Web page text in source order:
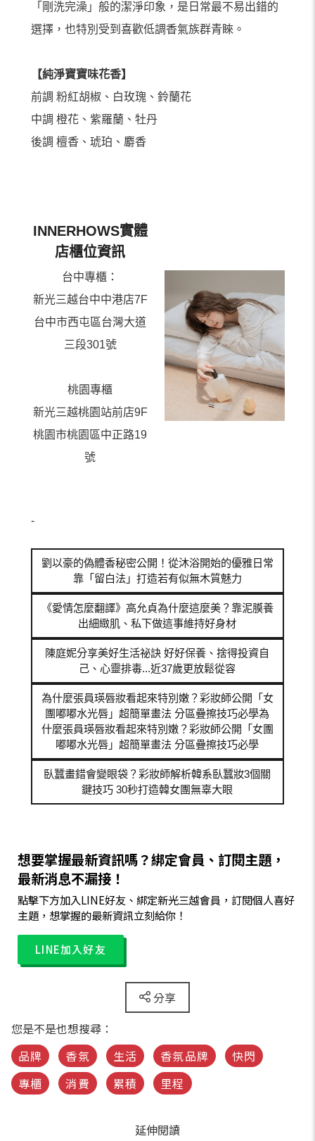
「剛洗完澡」般的潔淨印象，是日常最不易出錯的
選擇，也特別受到喜歡低調香氣族群青睞。
【純淨寶寶味花⾹】
前調 粉紅胡椒、⽩玫瑰、鈴蘭花
中調 橙花、紫羅蘭、牡丹
後調 檀⾹、琥珀、麝⾹
INNERHOWS實體
店櫃位資訊
台中專櫃：
新光三越台中中港店7F
台中市西屯區台灣大道
三段301號
桃園專櫃
新光三越桃園站前店9F
桃園市桃園區中正路19
號
-
劉以豪的偽體香秘密公開！從沐浴開始的優雅日常
靠「留白法」打造若有似無木質魅力
《愛情怎麼翻譯》高允貞為什麼這麼美？靠泥膜養
出細緻肌、私下做這事維持好身材
陳庭妮分享美好生活祕訣 好好保養、捨得投資自
己、心靈排毒...近37歲更放鬆從容
為什麼張員瑛唇妝看起來特別嫩？彩妝師公開「女
團嘟嘟水光唇」超簡單畫法 分區疊擦技巧必學為
什麼張員瑛唇妝看起來特別嫩？彩妝師公開「女團
嘟嘟水光唇」超簡單畫法 分區疊擦技巧必學
臥蠶畫錯會變眼袋？彩妝師解析韓系臥蠶妝3個關
鍵技巧 30秒打造韓女團無辜大眼
想要掌握最新資訊嗎？綁定會員、訂閱主題，
最新消息不漏接！
點擊下方加入LINE好友、綁定新光三越會員，訂閱個人喜好
主題，想掌握的最新資訊立刻給你！
LINE加入好友
分享
您是不是也想搜尋：
品牌
香氛 生活 香氛品牌
快閃
專櫃
消費 累積 里程
延伸閱讀